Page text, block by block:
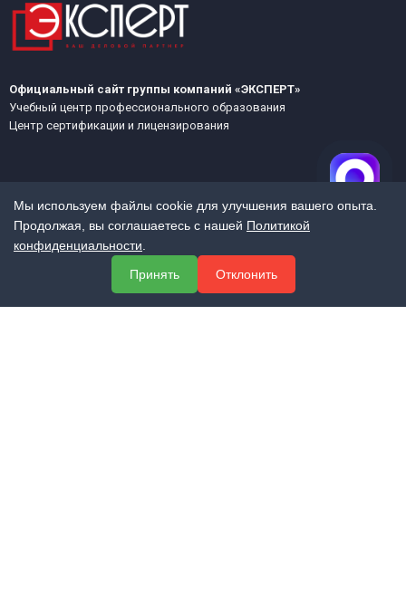
Официальный сайт группы компаний «ЭКСПЕРТ»
Учебный центр профессионального образования
Центр сертификации и лицензирования
МЕНЮ
Мы используем файлы cookie для улучшения вашего опыта.
Продолжая, вы соглашаетесь с нашей Политикой
конфиденциальности
Принять
Отклонить